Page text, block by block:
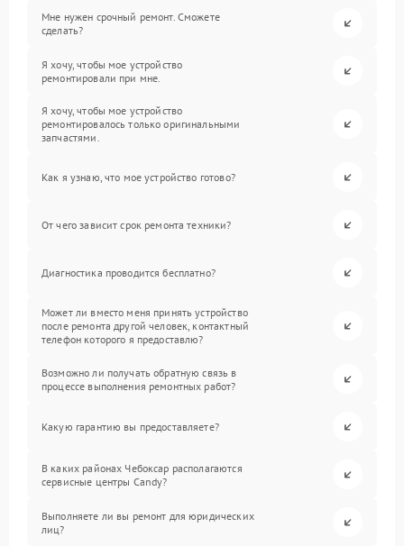
Мне нужен срочный ремонт. Сможете
сделать?
Я хочу, чтобы мое устройство
ремонтировали при мне.
Я хочу, чтобы мое устройство
ремонтировалось только оригинальными
запчастями.
Как я узнаю, что мое устройство готово?
От чего зависит срок ремонта техники?
Диагностика проводится бесплатно?
Может ли вместо меня принять устройство
после ремонта другой человек, контактный
телефон которого я предоставлю?
Возможно ли получать обратную связь в
процессе выполнения ремонтных работ?
Какую гарантию вы предоставляете?
В каких районах Чебоксар располагаются
сервисные центры Candy?
Выполняете ли вы ремонт для юридических
лиц?